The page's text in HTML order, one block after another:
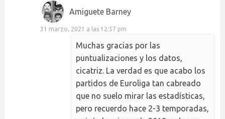
Amiguete Barney
31 marzo, 2021 a las 12:57 pm
Muchas gracias por las
puntualizaciones y los datos,
cicatriz. La verdad es que acabo los
partidos de Euroliga tan cabreado
que no suelo mirar las estadísticas,
pero recuerdo hace 2-3 temporadas,